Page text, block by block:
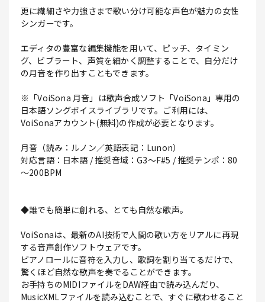
更に繊細さや力強さまで歌い分け可能な声色が魅力の女性
シンガーです。
エディタの豊富な編集機能を用いて、ピッチ、タイミン
グ、ビブラート、声質を細かく調整することで、自分だけ
の月音を作り出すこともできます。
※「VoiSona 月音」は歌声合成ソフト「VoiSona」専用の
日本語ソングボイスライブラリです。ご利用には、
VoiSonaアカウント(無料)の作成が必要となります。
月音（読み：ルノン／英語表記：Lunon）
対応言語：日本語 / 推奨音域：G3～F#5 / 推奨テンポ：80
～200BPM
◆誰でも簡単に創れる、とても自然な歌声。
VoiSonaは、最新のAI技術で人間の歌い方をリアルに再現
する音声創作ソフトウェアです。
ピアノロールに音符を入力し、歌詞を割り当てるだけで、
驚くほど自然な歌声を奏でることができます。
お手持ちのMIDIファイルをDAW経由で読み込んだり、
MusicXMLファイルを読み込むことで、すぐに歌わせること